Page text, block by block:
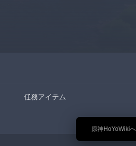
🎉 原神HoYoWiki
任務アイテム